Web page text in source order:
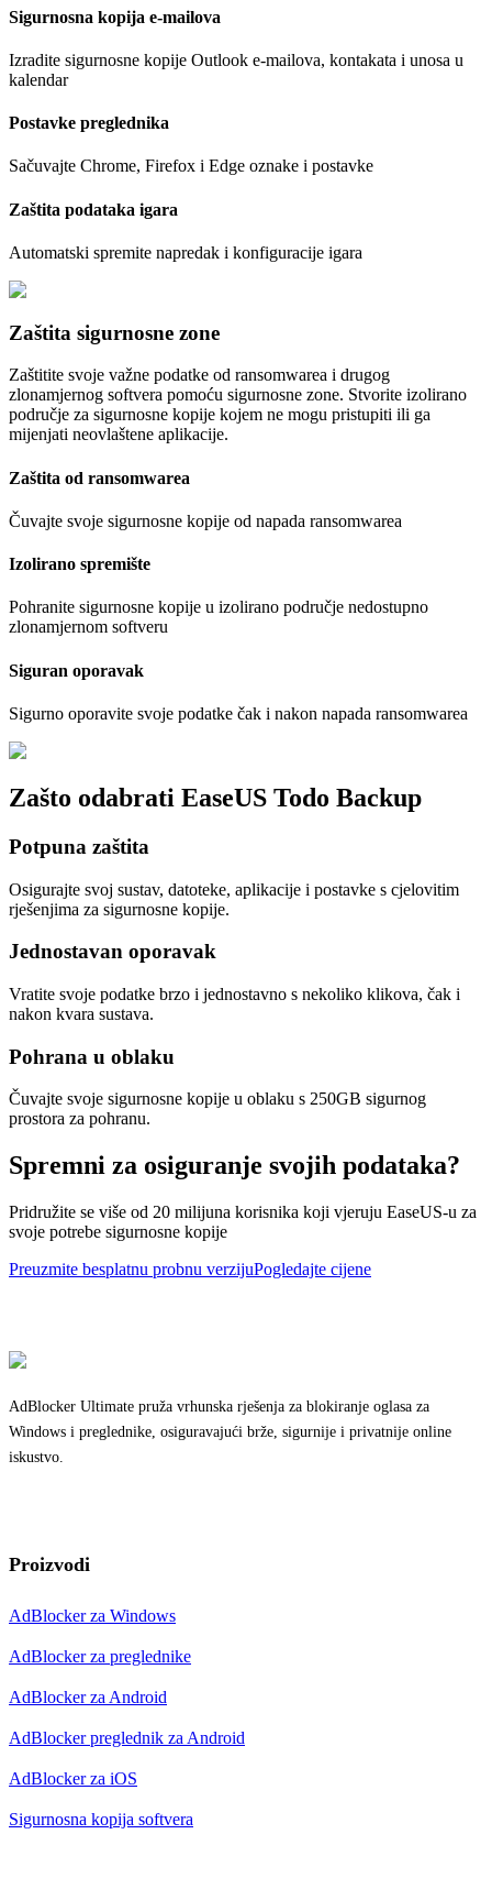
Sigurnosna kopija e-mailova
Izradite sigurnosne kopije Outlook e-mailova, kontakata i unosa u
kalendar
Postavke preglednika
Sačuvajte Chrome, Firefox i Edge oznake i postavke
Zaštita podataka igara
Automatski spremite napredak i konfiguracije igara
Zaštita sigurnosne zone
Zaštitite svoje važne podatke od ransomwarea i drugog
zlonamjernog softvera pomoću sigurnosne zone. Stvorite izolirano
područje za sigurnosne kopije kojem ne mogu pristupiti ili ga
mijenjati neovlaštene aplikacije.
Zaštita od ransomwarea
Čuvajte svoje sigurnosne kopije od napada ransomwarea
Izolirano spremište
Pohranite sigurnosne kopije u izolirano područje nedostupno
zlonamjernom softveru
Siguran oporavak
Sigurno oporavite svoje podatke čak i nakon napada ransomwarea
Zašto odabrati EaseUS Todo Backup
Potpuna zaštita
Osigurajte svoj sustav, datoteke, aplikacije i postavke s cjelovitim
rješenjima za sigurnosne kopije.
Jednostavan oporavak
Vratite svoje podatke brzo i jednostavno s nekoliko klikova, čak i
nakon kvara sustava.
Pohrana u oblaku
Čuvajte svoje sigurnosne kopije u oblaku s 250GB sigurnog
prostora za pohranu.
Spremni za osiguranje svojih podataka?
Pridružite se više od 20 milijuna korisnika koji vjeruju EaseUS-u za
svoje potrebe sigurnosne kopije
Preuzmite besplatnu probnu verzijuPogledajte cijene
AdBlocker Ultimate pruža vrhunska rješenja za blokiranje oglasa za
Windows i preglednike, osiguravajući brže, sigurnije i privatnije online
iskustvo.
Proizvodi
AdBlocker za Windows
AdBlocker za preglednike
AdBlocker za Android
AdBlocker preglednik za Android
AdBlocker za iOS
Sigurnosna kopija softvera